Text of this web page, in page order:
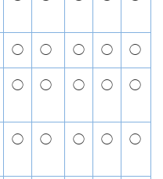
◯ ◯ ◯ ◯ ◯
◯ ◯ ◯ ◯ ◯
◯ ◯ ◯ ◯ ◯